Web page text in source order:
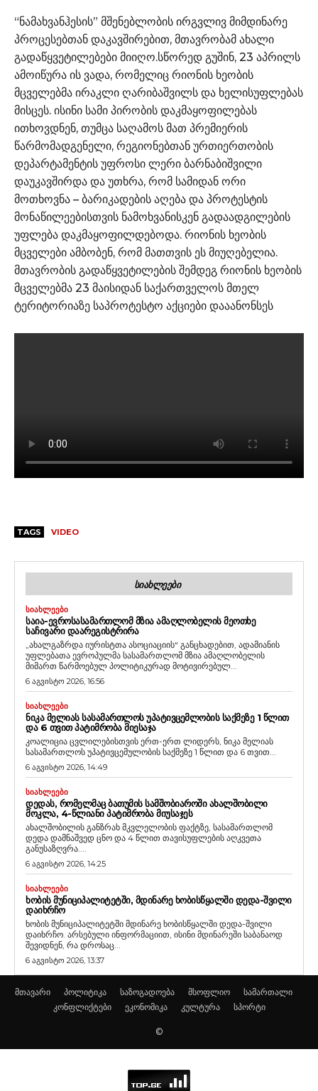
“ნამახვანჰესის” მშენებლობის ირგვლივ მიმდინარე
პროცესებთან დაკავშირებით, მთავრობამ ახალი
გადაწყვეტილებები მიიღო.სწორედ გუშინ, 23 აპრილს
ამოიწურა ის ვადა, რომელიც რიონის ხეობის
მცველებმა ირაკლი ღარიბაშვილს და ხელისუფლებას
მისცეს. ისინი სამი პირობის დაკმაყოფილებას
ითხოვდნენ, თუმცა საღამოს მათ პრემიერის
წარმომადგენელი, რეგიონებთან ურთიერთობის
დეპარტამენტის უფროსი ლერი ბარნაბიშვილი
დაუკავშირდა და უთხრა, რომ სამიდან ორი
მოთხოვნა – ბარიკადების აღება და პროტესტის
მონაწილეებისთვის ნამოხვანისკენ გადაადგილების
უფლება დაკმაყოფილდებოდა. რიონის ხეობის
მცველები ამბობენ, რომ მათთვის ეს მიუღებელია.
მთავრობის გადაწყვეტილების შემდეგ რიონის ხეობის
მცველებმა 23 მაისიდან საქართველოს მთელ
ტერიტორიაზე საპროტესტო აქციები დააანონსეს
TAGS VIDEO
ᲡᲘᲐᲮᲚᲔᲔᲑᲘ
ᲡᲘᲐᲮᲚᲔᲔᲑᲘ
ᲡᲐᲘᲐ-ᲔᲕᲠᲝᲡᲐᲡᲐᲛᲐᲠᲗᲚᲝᲛ ᲛᲖᲘᲐ ᲐᲛᲐᲦᲚᲝᲑᲔᲚᲘᲡ ᲛᲔᲝᲗᲮᲔ
ᲡᲐᲩᲘᲕᲐᲠᲘ ᲓᲐᲐᲠᲔᲒᲘᲡᲢᲠᲘᲠᲐ
„ახალგაზრდა იურისტთა ასოციაციის“ განცხადებით, ადამიანის
უფლებათა ევროპულმა სასამართლომ მზია ამაღლობელის
მიმართ წარმოებულ პოლიტიკურად მოტივირებულ...
6 აგვისტო 2026, 16:56
ᲡᲘᲐᲮᲚᲔᲔᲑᲘ
ᲜᲘᲙᲐ ᲛᲔᲚᲘᲐᲡ ᲡᲐᲡᲐᲛᲐᲠᲗᲚᲝᲡ ᲣᲞᲐᲢᲘᲕᲪᲔᲛᲚᲝᲑᲘᲡ ᲡᲐᲥᲛᲔᲖᲔ 1 ᲬᲚᲘᲗ
ᲓᲐ 6 ᲗᲕᲘᲗ ᲞᲐᲢᲘᲛᲠᲝᲑᲐ ᲛᲘᲔᲡᲐᲯᲐ
კოალიცია ცვლილებისთვის ერთ-ერთ ლიდერს, ნიკა მელიას
სასამართლოს უპატივცემულობის საქმეზე 1 წლით და 6 თვით...
6 აგვისტო 2026, 14:49
ᲡᲘᲐᲮᲚᲔᲔᲑᲘ
ᲓᲔᲓᲐᲡ, ᲠᲝᲛᲔᲚᲛᲐᲪ ᲑᲐᲗᲣᲛᲘᲡ ᲡᲐᲛᲨᲝᲑᲘᲐᲠᲝᲨᲘ ᲐᲮᲐᲚᲨᲝᲑᲘᲚᲘ
ᲛᲝᲙᲚᲐ, 4-ᲬᲚᲘᲐᲜᲘ ᲞᲐᲢᲘᲛᲠᲝᲑᲐ ᲛᲘᲣᲡᲐᲯᲔᲡ
ახალშობილის განზრახ მკვლელობის ფაქტზე, სასამართლომ
დედა დამნაშვედ ცნო და 4 წლით თავისუფლების აღკვეთა
განუსაზღვრა....
6 აგვისტო 2026, 14:25
ᲡᲘᲐᲮᲚᲔᲔᲑᲘ
ᲮᲝᲑᲘᲡ ᲛᲣᲜᲘᲪᲘᲞᲐᲚᲘᲢᲔᲢᲨᲘ, ᲛᲓᲘᲜᲐᲠᲔ ᲮᲝᲑᲘᲡᲬᲧᲐᲚᲨᲘ ᲓᲔᲓᲐ-ᲨᲕᲘᲚᲘ
ᲓᲐᲘᲮᲠᲩᲝ
ხობის მუნიციპალიტეტში მდინარე ხობისწყალში დედა-შვილი
დაიხრჩო. არსებული ინფორმაციით, ისინი მდინარეში საბანაოდ
შევიდნენ, რა დროსაც...
6 აგვისტო 2026, 13:37
მთავარი პოლიტიკა საზოგადოება მსოფლიო
სამართალი
კონფლიქტები
ეკონომიკა კულტურა სპორტი
©